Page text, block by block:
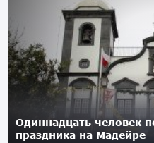
Одиннадцать человек
праздника на Мадейре